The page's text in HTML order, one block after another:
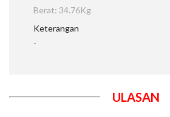
Berat: 34.76Kg
Keterangan
-
ULASAN